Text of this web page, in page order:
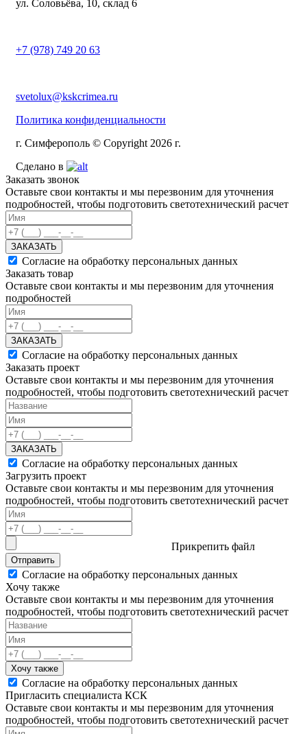
ул. Соловьёва, 10, склад 6
+7 (978) 749 20 63
svetolux@kskcrimea.ru
Политика конфиденциальности
г. Симферополь © Copyright 2026 г.
Сделано в
Заказать звонок
Оставьте свои контакты и мы перезвоним для уточнения
подробностей, чтобы подготовить светотехнический расчет
ЗАКАЗАТЬ
Согласие на обработку персональных данных
Заказать товар
Оставьте свои контакты и мы перезвоним для уточнения
подробностей
ЗАКАЗАТЬ
Согласие на обработку персональных данных
Заказать проект
Оставьте свои контакты и мы перезвоним для уточнения
подробностей, чтобы подготовить светотехнический расчет
ЗАКАЗАТЬ
Согласие на обработку персональных данных
Загрузить проект
Оставьте свои контакты и мы перезвоним для уточнения
подробностей, чтобы подготовить светотехнический расчет
Прикрепить файл
Отправить
Согласие на обработку персональных данных
Хочу также
Оставьте свои контакты и мы перезвоним для уточнения
подробностей, чтобы подготовить светотехнический расчет
Хочу также
Согласие на обработку персональных данных
Пригласить специалиста КСК
Оставьте свои контакты и мы перезвоним для уточнения
подробностей, чтобы подготовить светотехнический расчет